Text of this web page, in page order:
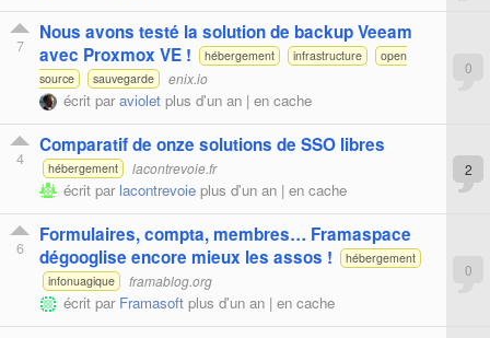
7
Nous avons testé la solution de backup Veeam
avec Proxmox VE !
hébergement infrastructure
open
source
sauvegarde enix.io
écrit paraviolet plus d'un an | en cache
0
4
Comparatif de onze solutions de SSO libres
hébergement lacontrevoie.fr
écrit par lacontrevoie plus d'un an | en cache
2
6
Formulaires, compta, membres… Framaspace
dégooglise encore mieux les assos !
hébergement
infonuagique
framablog.org
écrit par Framasoft plus d'un an | en cache
0